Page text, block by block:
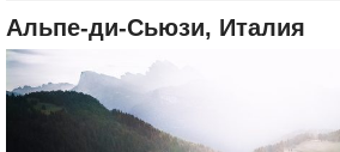
Альпе-ди-Сьюзи, Италия